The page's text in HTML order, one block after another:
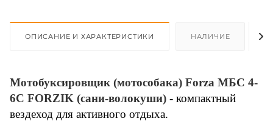
ОПИСАНИЕ И ХАРАКТЕРИСТИКИ НАЛИЧИЕ
Мотобуксировщик (мотособака) Forza МБС 4-
6С FORZIK (сани-волокуши) - компактный
вездеход для активного отдыха.